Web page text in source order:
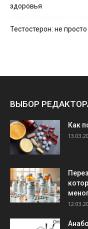
здоровья
Тестостерон: не
ВЫБОР
Как